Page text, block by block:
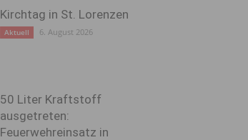
Kirchtag in St. Lorenzen
Aktuell 6. August 2026
50 Liter Kraftstoff
ausgetreten:
Feuerwehreinsatz in